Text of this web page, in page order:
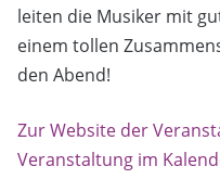
leiten die Musiker mit
einem tollen
den Abend!
Zur Website der
Veranstaltung im